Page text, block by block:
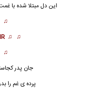
این دل مبتلا شده با
♫
♫ ♫
♫
جان پدر
پرده ی غم را